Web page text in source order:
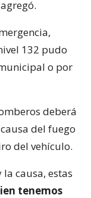
132 pudo
o por
deberá
del fuego
del vehículo.
causa, estas
tenemos